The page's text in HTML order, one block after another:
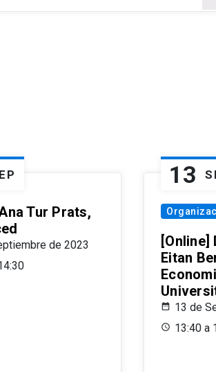
Tur Prats,
de 2023
13
[Online]
Eitan
13 de
13:40 a